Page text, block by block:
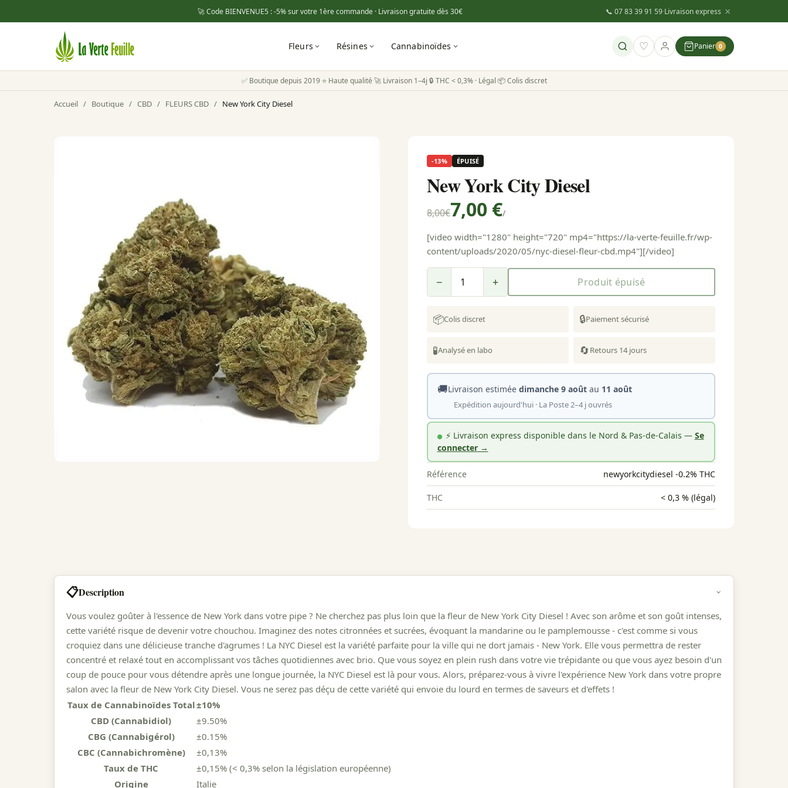
🚀 Code BIENVENUE5: -5% sur votre 1ère commande · Livraison gratuite dès 30€ 📞 07 83 39 91 59·Livraison express ×
Fleurs Résines Cannabinoïdes ♡ Panier 0
✅ Boutique depuis 2019·⭐ Haute qualité·🚀 Livraison 1–4j·🔒 THC < 0,3% · Légal·📦 Colis discret
Accueil / Boutique / CBD / FLEURS CBD / New York City Diesel
-13% ÉPUISÉ
New York City Diesel
8,00€7,00 €/
[video width="1280" height="720" mp4="https://la-verte-feuille.fr/wp-
content/uploads/2020/05/nyc-diesel-fleur-cbd.mp4"][/video]
− + Produit épuisé
📦Colis discret 🔒Paiement sécurisé
🧪Analysé en labo 🔄Retours 14 jours
🚚Livraison estimée dimanche 9 aoûtau 11 août
Expédition aujourd'hui · La Poste 2–4 j ouvrés
⚡ Livraison express disponible dans le Nord & Pas-de-Calais — Se
connecter →
Référence newyorkcitydiesel -0.2% THC
THC < 0,3 % (légal)
📋Description
Vous voulez goûter à l'essence de New York dans votre pipe ? Ne cherchez pas plus loin que la fleur de New York City Diesel ! Avec son arôme et son goût intenses,
cette variété risque de devenir votre chouchou. Imaginez des notes citronnées et sucrées, évoquant la mandarine ou le pamplemousse - c'est comme si vous
croquiez dans une délicieuse tranche d'agrumes ! La NYC Diesel est la variété parfaite pour la ville qui ne dort jamais - New York. Elle vous permettra de rester
concentré et relaxé tout en accomplissant vos tâches quotidiennes avec brio. Que vous soyez en plein rush dans votre vie trépidante ou que vous ayez besoin d'un
coup de pouce pour vous détendre après une longue journée, la NYC Diesel est là pour vous. Alors, préparez-vous à vivre l'expérience New York dans votre propre
salon avec la fleur de New York City Diesel. Vous ne serez pas déçu de cette variété qui envoie du lourd en termes de saveurs et d'effets !
Taux de Cannabinoïdes Total±10%
CBD (Cannabidiol)
±9.50%
CBG (Cannabigérol)
±0.15%
CBC (Cannabichromène)
±0,13%
Taux de THC
±0,15% (< 0,3% selon la législation européenne)
Origine
Italie